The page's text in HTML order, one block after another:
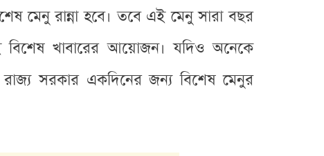
মেনু রান্না হবে। তবে এই মেনু সারা বছর
বিশেষ খাবারের আয়োজন। যদিও অনেকে
সরকার একদিনের জন্য বিশেষ মেনুর